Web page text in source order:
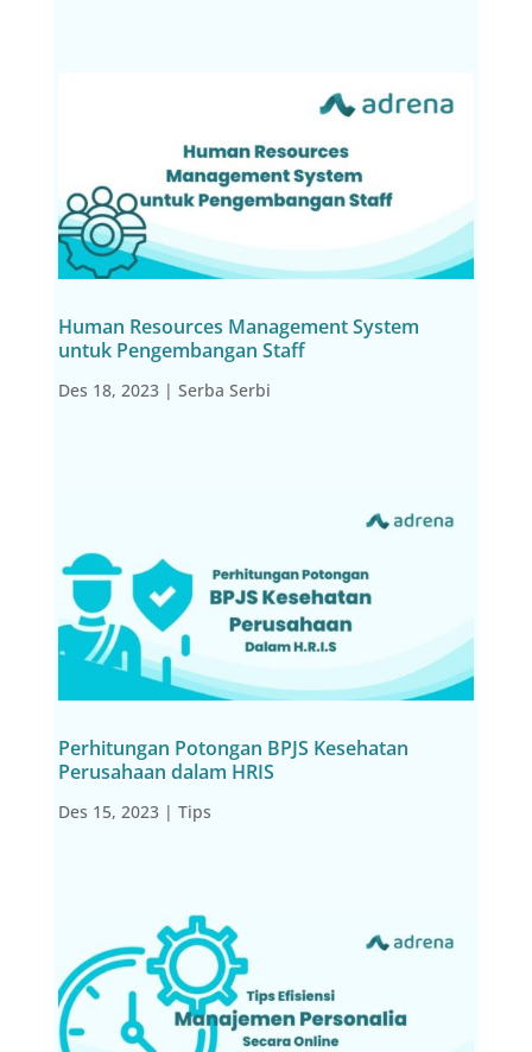
Human Resources Management System
untuk Pengembangan Staff
Des 18, 2023 |Serba Serbi
Perhitungan Potongan BPJS Kesehatan
Perusahaan dalam HRIS
Des 15, 2023 |Tips